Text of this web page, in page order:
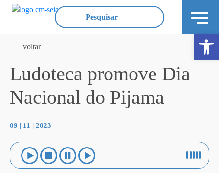
voltar
Ludoteca promove Dia
Nacional do Pijama
09 | 11 | 2023